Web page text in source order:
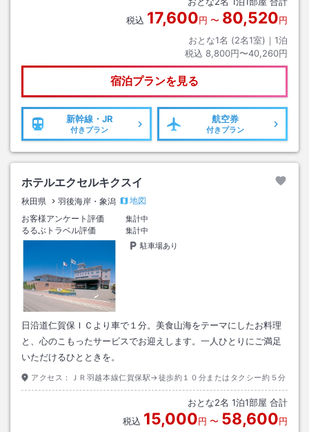
税込 17,600円 〜 80,520円
おとな1名 (2名1室)｜ 1泊
税込 8,800円〜40,260円
宿泊プランを見る
新幹線・JR
付きプラン
航空券
付きプラン
ホテルエクセルキクスイ
秋田県 羽後海岸・象潟
地図
お客様アンケート評価
集計中
るるぶトラベル評価
集計中
駐車場あり
日沿道仁賀保ＩＣより車で１分。美食山海をテーマにしたお料理
と、心のこもったサービスでお迎えします。一人ひとりにご満足
いただけるひとときを。
アクセス： ＪＲ羽越本線仁賀保駅→徒歩約１０分またはタクシー約５分
おとな2名 1泊1部屋 合計
税込 15,000円 〜 58,600円